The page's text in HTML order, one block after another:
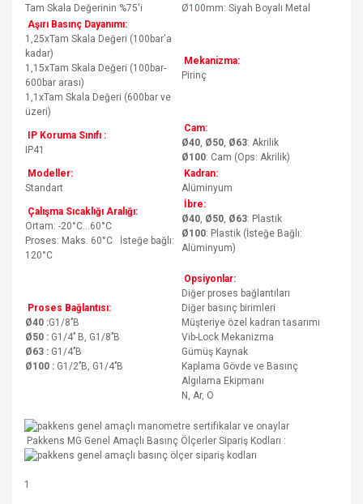
Tam Skala Değerinin %75'i
Ø100mm: Siyah Boyalı Metal
Aşırı Basınç Dayanımı:
1,25xTam Skala Değeri (100bar'a
kadar)
1,15xTam Skala Değeri (100bar-
600bar arası)
1,1xTam Skala Değeri (600bar ve
üzeri)
Mekanizma:
Pirinç
IP Koruma Sınıfı :
IP41
Cam:
Ø40, Ø50, Ø63: Akrilik
Ø100: Cam (Ops: Akrilik)
Modeller:
Standart
Kadran:
Alüminyum
Çalışma Sıcaklığı Aralığı:
Ortam: -20°C…60°C
Proses: Maks. 60°C İsteğe bağlı:
120°C
İbre:
Ø40, Ø50, Ø63: Plastik
Ø100: Plastik (İsteğe Bağlı:
Alüminyum)
Proses Bağlantısı:
Ø40 :G1/8’’B
Ø50 : G1/4’’ B, G1/8’’B
Ø63 : G1/4’’B
Ø100 : G1/2’’B, G1/4’’B
Opsiyonlar:
Diğer proses bağlantıları
Diğer basınç birimleri
Müşteriye özel kadran tasarımı
Vib-Lock Mekanizma
Gümüş Kaynak
Kaplama Gövde ve Basınç
Algılama Ekipmanı
N, Ar, O
Pakkens MG Genel Amaçlı Basınç Ölçerler Sipariş Kodları :
1